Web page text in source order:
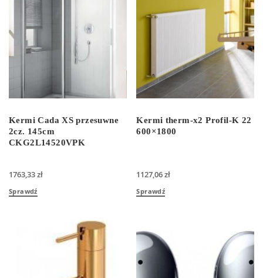
Kermi Cada XS przesuwne
2cz. 145cm
CKG2L14520VPK
1763,33zł
Sprawdź
Kermi therm-x2 Profil-K 22
600×1800
1127,06zł
Sprawdź